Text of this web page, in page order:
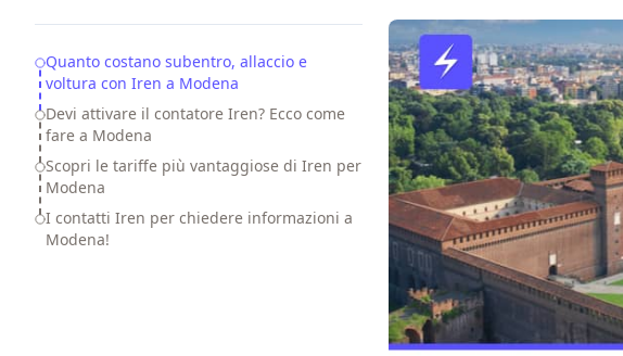
Table of Contents
Quanto costano subentro, allaccio e
voltura con Iren a Modena
Devi attivare il contatore Iren? Ecco come
fare a Modena
Scopri le tariffe più vantaggiose di Iren per
Modena
I contatti Iren per chiedere informazioni a
Modena!